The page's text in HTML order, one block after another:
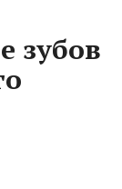
зубов